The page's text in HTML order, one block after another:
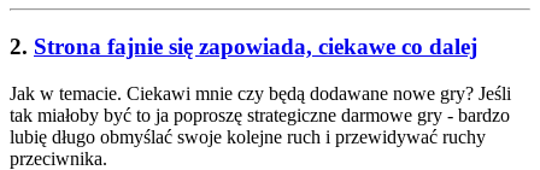
2. Strona fajnie się zapowiada, ciekawe co dalej
Jak w temacie. Ciekawi mnie czy będą dodawane nowe gry? Jeśli
tak miałoby być to ja poproszę strategiczne darmowe gry - bardzo
lubię długo obmyślać swoje kolejne ruch i przewidywać ruchy
przeciwnika.